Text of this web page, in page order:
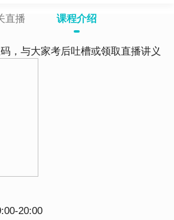
直播 课程介绍
，与大家考后吐槽或领取直播讲义
20:00